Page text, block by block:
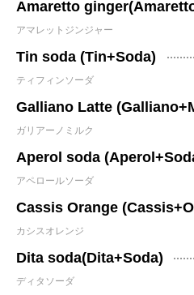
Amaretto
アマレットジンジャー
Tin soda (Tin+Soda)
ティフィンソーダ
Galliano Latte
ガリアーノミルク
Aperol soda
アペロールソーダ
Cassis Orange
カシスオレンジ
Dita soda(Dita+Soda)
ディタソーダ